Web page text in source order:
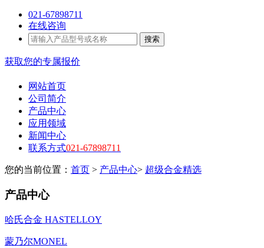
021-67898711
在线咨询
搜索
获取您的专属报价
网站首页
公司简介
产品中心
应用领域
新闻中心
联系方式021-67898711
您的当前位置： 首页 > 产品中心> 超级合金精选
产品中心
哈氏合金 HASTELLOY
蒙乃尔MONEL